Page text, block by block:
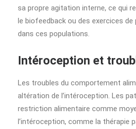
sa propre agitation interne, ce qui
le biofeedback ou des exercices
dans ces populations.
Intéroception et
Les troubles du comportement
altération de l’intéroception. Les
restriction alimentaire comme
l’intéroception, comme la thérapie